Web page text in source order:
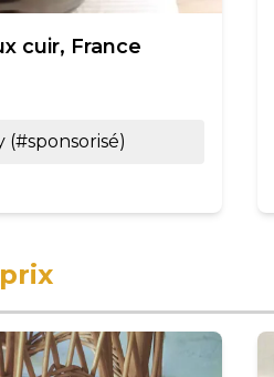
cuir, France
(#sponsorisé)
prix